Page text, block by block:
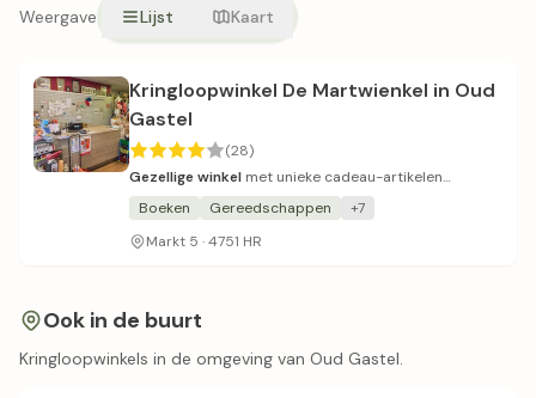
Weergave Lijst Kaart
Kringloopwinkel De Martwienkel in Oud
Gastel
(28)
Gezellige winkel met unieke cadeau-artikelen
gemaakt door mensen met een beperking.
Boeken Gereedschappen
+7
Markt 5 · 4751 HR
Ook in de buurt
Kringloopwinkels in de omgeving van Oud Gastel.